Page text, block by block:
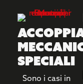
speciali
Sono i casi in